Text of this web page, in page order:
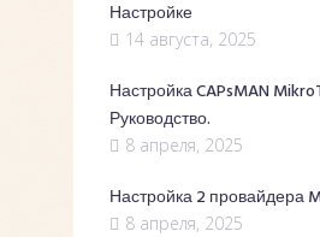
Настройке
14 августа, 2025
Настройка CAPsMAN
Руководство.
8 апреля, 2025
Настройка 2 провайдера
8 апреля, 2025